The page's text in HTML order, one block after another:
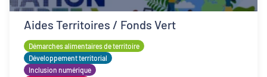
Aides Territoires / Fonds Vert
Démarches alimentaires de territoire
Développement territorial
Inclusion numérique